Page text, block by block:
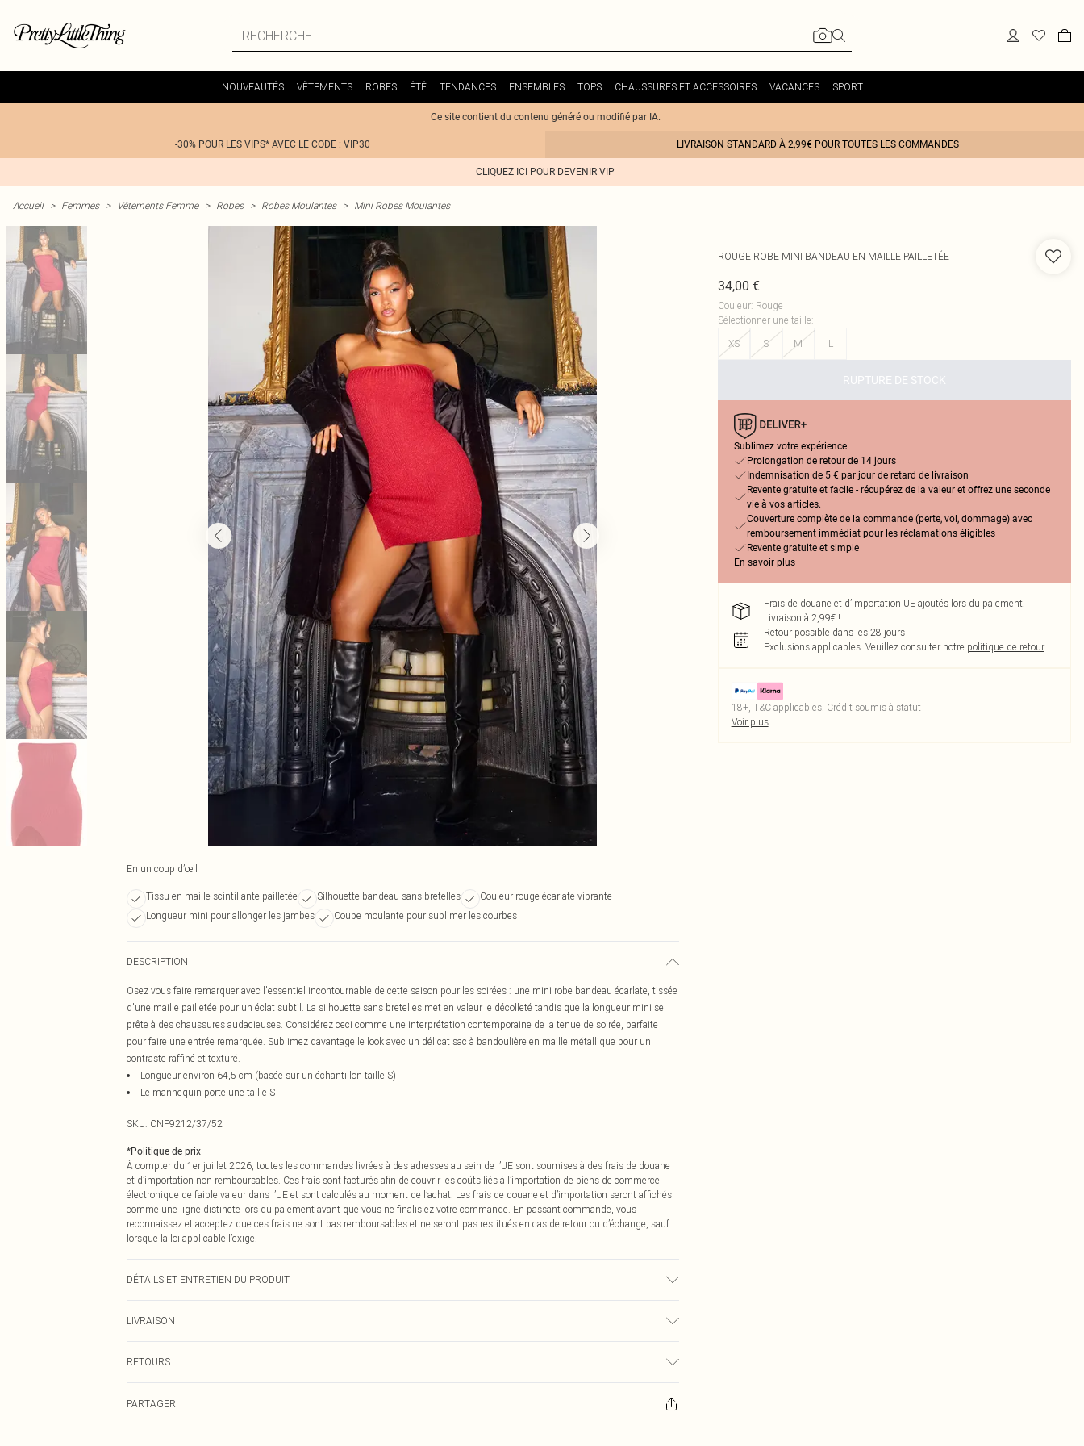
NOUVEAUTÉS VÊTEMENTS ROBES ÉTÉ TENDANCES ENSEMBLES TOPS CHAUSSURES ET ACCESSOIRES VACANCES SPORT
Ce site contient du contenu généré ou modifié par IA.
-30% POUR LES VIPS* AVEC LE CODE : VIP30 LIVRAISON STANDARD À 2,99€ POUR TOUTES LES COMMANDES
CLIQUEZ ICI POUR DEVENIR VIP
Accueil > Femmes > Vêtements Femme > Robes > Robes Moulantes > Mini Robes Moulantes
En un coup d’œil
Tissu en maille scintillante pailletée Silhouette bandeau sans bretelles
Couleur rouge écarlate vibrante
Longueur mini pour allonger les jambes
Coupe moulante pour sublimer les courbes
DESCRIPTION
Osez vous faire remarquer avec l'essentiel incontournable de cette saison pour les soirées : une mini robe bandeau écarlate, tissée
d'une maille pailletée pour un éclat subtil. La silhouette sans bretelles met en valeur le décolleté tandis que la longueur mini se
prête à des chaussures audacieuses. Considérez ceci comme une interprétation contemporaine de la tenue de soirée, parfaite
pour faire une entrée remarquée. Sublimez davantage le look avec un délicat sac à bandoulière en maille métallique pour un
contraste raffiné et texturé.
Longueur environ 64,5 cm (basée sur un échantillon taille S)
Le mannequin porte une taille S
SKU: CNF9212/37/52
*Politique de prix
À compter du 1er juillet 2026, toutes les commandes livrées à des adresses au sein de l’UE sont soumises à des frais de douane
et d’importation non remboursables. Ces frais sont facturés afin de couvrir les coûts liés à l’importation de biens de commerce
électronique de faible valeur dans l’UE et sont calculés au moment de l’achat. Les frais de douane et d’importation seront affichés
comme une ligne distincte lors du paiement avant que vous ne finalisiez votre commande. En passant commande, vous
reconnaissez et acceptez que ces frais ne sont pas remboursables et ne seront pas restitués en cas de retour ou d’échange, sauf
lorsque la loi applicable l’exige.
DÉTAILS ET ENTRETIEN DU PRODUIT
LIVRAISON
€9.99
RETOURS
Veuillez noter que nous ne pouvons pas rembourser les masques tendance, les cosmétiques, les bijoux pour piercings, les jouets
PARTAGER
ROUGE ROBE MINI BANDEAU EN MAILLE PAILLETÉE
34,00 €
Couleur: Rouge
Sélectionner une taille:
XS
S M L
RUPTURE DE STOCK
Sublimez votre expérience
Prolongation de retour de 14 jours
Indemnisation de 5 € par jour de retard de livraison
Revente gratuite et facile - récupérez de la valeur et offrez une seconde
vie à vos articles.
Couverture complète de la commande (perte, vol, dommage) avec
remboursement immédiat pour les réclamations éligibles
Revente gratuite et simple
En savoir plus
Frais de douane et d’importation UE ajoutés lors du paiement.
Livraison à 2,99€ !
Retour possible dans les 28 jours
Exclusions applicables. Veuillez consulter notre politique de retour
18+, T&C applicables. Crédit soumis à statut
Voir plus